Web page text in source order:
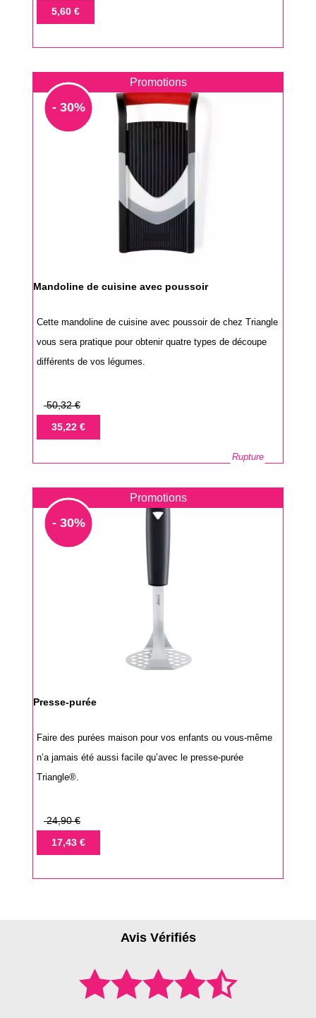
Prix5,60 €
Promotions
- 30%
Mandoline de cuisine avec poussoir
Cette mandoline de cuisine avec poussoir de chez Triangle
vous sera pratique pour obtenir quatre types de découpe
différents de vos légumes.
Prix
50,32 €
Prix35,22 €
Rupture
Promotions
- 30%
Presse-purée
Faire des purées maison pour vos enfants ou vous-même
n’a jamais été aussi facile qu’avec le presse-purée
Triangle®.
Prix
24,90 €
Prix17,43 €
Avis Vérifiés